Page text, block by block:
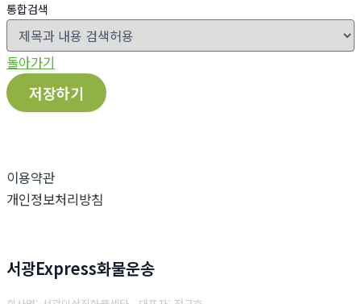
통합검색
돌아가기
저장하기
이용약관
개인정보처리방침
서광Express화물운송